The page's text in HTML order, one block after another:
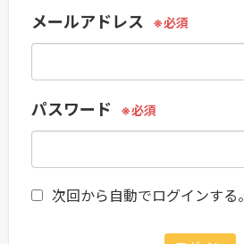
メールアドレス
パスワード
次回から自動でログインする。